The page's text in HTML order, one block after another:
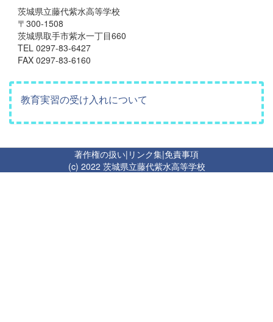
茨城県立藤代紫水高等学校
〒300-1508
茨城県取手市紫水一丁目660
TEL 0297-83-6427
FAX 0297-83-6160
教育実習の受け入れについて
著作権の扱い| リンク集|免責事項
(c) 2022 茨城県立藤代紫水高等学校